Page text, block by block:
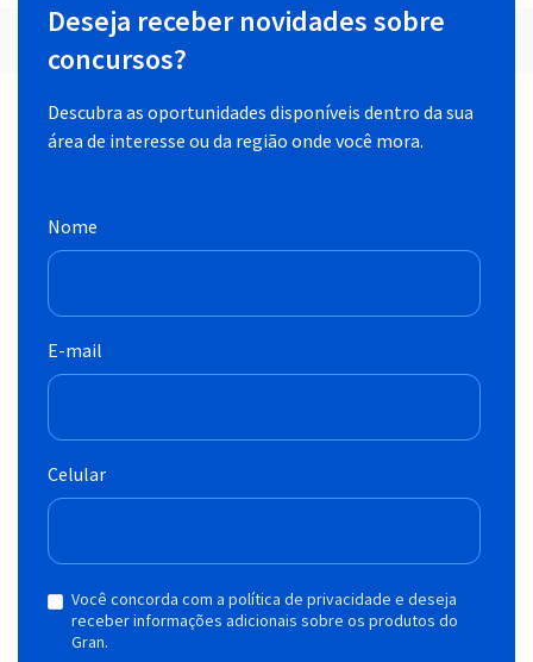
Deseja receber novidades sobre
concursos?
Descubra as oportunidades disponíveis dentro da sua
área de interesse ou da região onde você mora.
Nome
E-mail
Celular
Você concorda com a política de privacidade e deseja
receber informações adicionais sobre os produtos do
Gran.